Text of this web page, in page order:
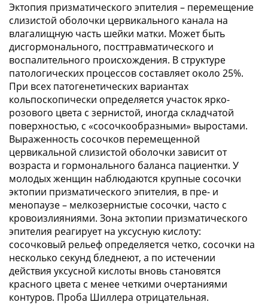
Эктопия призматического эпителия – перемещение
слизистой оболочки цервикального канала на
влагалищную часть шейки матки. Может быть
дисгормонального, посттравматического и
воспалительного происхождения. В структуре
патологических процессов составляет около 25%.
При всех патогенетических вариантах
кольпоскопически определяется участок ярко-
розового цвета с зернистой, иногда складчатой
поверхностью, с «сосочкообразными» выростами.
Выраженность сосочков перемещенной
цервикальной слизистой оболочки зависит от
возраста и гормонального баланса пациентки. У
молодых женщин наблюдаются крупные сосочки
эктопии призматического эпителия, в пре- и
менопаузе – мелкозернистые сосочки, часто с
кровоизлияниями. Зона эктопии призматического
эпителия реагирует на уксусную кислоту:
сосочковый рельеф определяется четко, сосочки на
несколько секунд бледнеют, а по истечении
действия уксусной кислоты вновь становятся
красного цвета с менее четкими очертаниями
контуров. Проба Шиллера отрицательная.